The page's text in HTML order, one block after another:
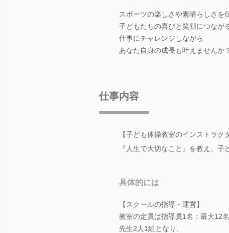
スポーツの楽しさや素晴らしさを
子どもたちの喜びと笑顔につなが
仕事にチャレンジしながら
あなた自身の成長も叶えませんか
仕事内容
【子ども体操教室のインストラ
『人生で大切なこと』を教え、
具体的には
【スクールの指導・運営】
教室の定員は指導員1名：最大12名
先生2人1組となり、